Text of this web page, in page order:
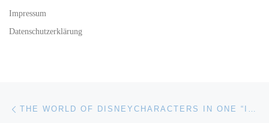
Impressum
Datenschutzerklärung
Beitragsnavigation THE WORLD OF DISNEYCHARACTERS IN ONE “INFINITY” VIDEO GAME